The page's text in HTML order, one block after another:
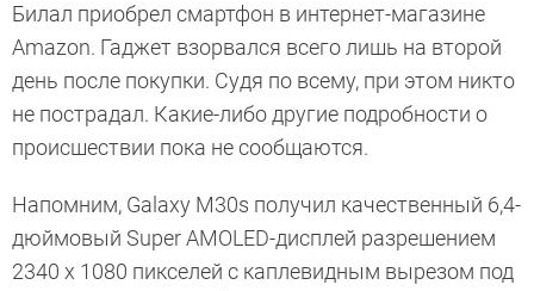
Билал приобрел смартфон в интернет-магазине
Amazon. Гаджет взорвался всего лишь на второй
день после покупки. Судя по всему, при этом никто
не пострадал. Какие-либо другие подробности о
происшествии пока не сообщаются.
Напомним, Galaxy M30s получил качественный 6,4-
дюймовый Super AMOLED-дисплей разрешением
2340 x 1080 пикселей с каплевидным вырезом под